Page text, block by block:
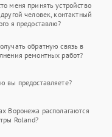
меня принять устройство
человек, контактный
я предоставлю?
обратную связь в
ремонтных работ?
вы предоставляете?
Воронежа располагаются
Roland?